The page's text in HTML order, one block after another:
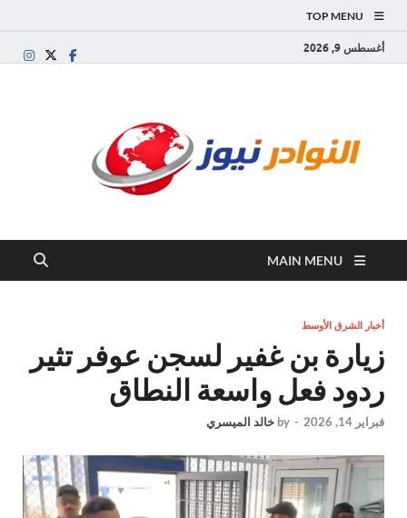
TOP MENU
أغسطس 9, 2026
والتقارير
من
العالم
MAIN MENU
أخبار الشرق الأوسط
زيارة بن غفير لسجن عوفر تثير
ردود فعل واسعة النطاق
فبراير 14, 2026 -
by خالد الميسري